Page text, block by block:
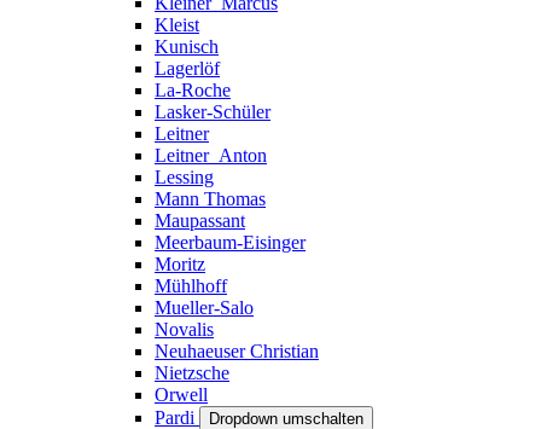
Kleist
Kunisch
Lagerlöf
La-Roche
Lasker-Schüler
Leitner
Leitner_Anton
Lessing
Mann Thomas
Maupassant
Meerbaum-Eisinger
Moritz
Mühlhoff
Mueller-Salo
Novalis
Neuhaeuser Christian
Nietzsche
Orwell
Pardi
Dropdown umschalten